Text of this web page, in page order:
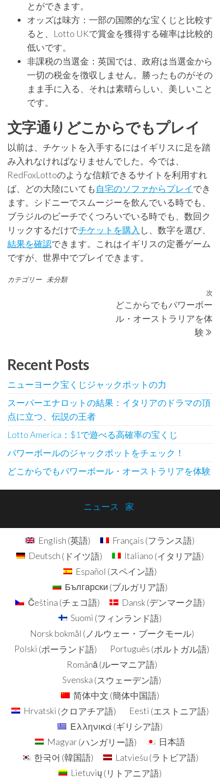
とができます。
オッズは味方：一部の国際的な宝くじと比較す
ると、Lotto UKで賞金を獲得する確率は比較的
低いです。
非課税の当選金：英国では、政府は当選金から
一切の税金を徴収しません。勝ったものがその
まま手に入る、それは素晴らしい、美しいこと
です。
文字通りどこからでもプレイ
以前は、チケットを入手するにはイギリスに足を踏
み入れなければなりませんでした。今では、
RedFoxLottoのような信頼できるサイトを利用すれ
ば、どの大陸にいても 自宅のソファからプレイでき
ます。シドニーでスムージーを飲んでいる時でも、
ブラジルのビーチでくつろいでいる時でも、数回ク
リックするだけでチケットを購入 し、数字を選び、
結果を確認できます。これはイギリスの定番ゲーム
ですが、世界中でプレイできます。
カテゴリー 未分類
ゲ
シ
ョ
ン
次
どこからでもパワーボー
ル・オーストラリアを体
験
Recent Posts
ニューヨーク宝くじジャックポットの力
スーパーエナロットの結果：イタリアのドラマの頂
点に立つ、伝説の王者
Lotto America：$1で遊べる高確率の宝くじ
パワーボールのジャックポットをチェック！
どこからでもパワーボール・オーストラリアを体験
ニュース 家
English (英語) Français (フランス語)
Deutsch ( ドイツ語) Italiano (イタリア語)
Español (スペイン語)
Български (ブルガリア語)
Čeština (チェコ語) Dansk(デンマーク語)
Suomi (フィンランド語)
Norsk bokmål ( ノルウェー・ブークモール)
Polski (ポーランド語) Português (ポルトガル語)
Română(ルーマニア語)
Svenska (スウェーデン語)
简体中文 (簡体中国語)
Hrvatski (クロアチア語) Eesti (エストニア語)
Ελληνικά (ギリシア語)
Magyar(ハンガリー語)
日本語
한국어 (韓国語) Latviešu (ラトビア語)
Lietuvių ( リトアニア語)